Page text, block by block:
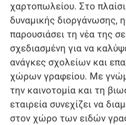
χαρτοπωλείου. Στο
δυναμικής διοργάνωσης,
παρουσιάσει τη νέα της
σχεδιασμένη για να
ανάγκες σχολείων και
χώρων γραφείου. Με
την καινοτομία και τη
εταιρεία συνεχίζει να
στον χώρο των ειδών